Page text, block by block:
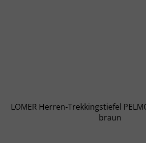
LOMER Herren-Trekkingstiefel
braun